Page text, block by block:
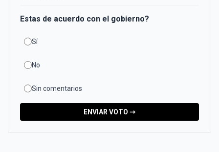
Estas de acuerdo con el gobierno?
Sí
No
Sin comentarios
ENVIAR VOTO ⇾